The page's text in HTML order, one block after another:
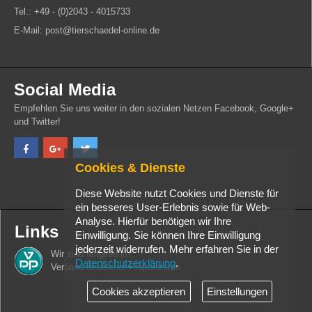
Tel.: +49 - (0)2043 - 4015733
E-Mail: post@tierschaedel-online.de
Social Media
Empfehlen Sie uns weiter in den sozialen Netzen Facebook, Google+
und Twitter!
Links
Wir sind Mitglied im
Verband deutscher Präparatoren
Cookies & Dienste
Diese Website nutzt Cookies und Dienste für
ein besseres User-Erlebnis sowie für Web-
Analyse. Hierfür benötigen wir Ihre
Einwilligung. Sie können Ihre Einwilligung
jederzeit widerrufen. Mehr erfahren Sie in der
Datenschutzerklärung.
Cookies akzeptieren Einstellungen